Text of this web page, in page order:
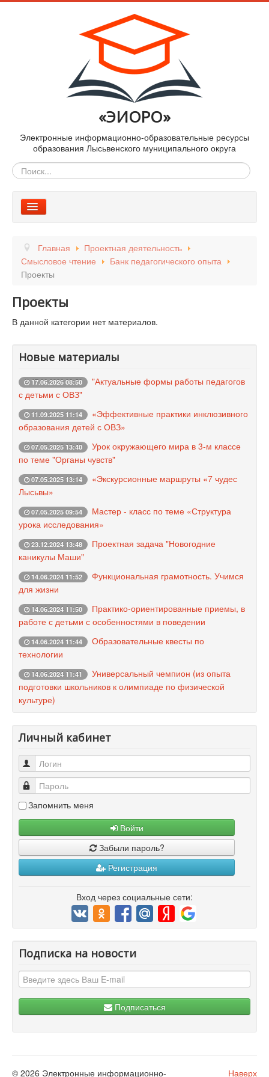
«ЭИОРО»
Электронные информационно-образовательные ресурсы
образования Лысьвенского муниципального округа
Искать...
Включить/
Методические материалы
Работа с одаренными детьми
Периодические издания
Электронные ресурсы
Главная
Проектная деятельность
Смысловое чтение
Банк педагогического опыта
Проекты
Проекты
В данной категории нет материалов.
Новые материалы
17.06.2026 08:50
"Актуальные формы работы педагогов
с детьми с ОВЗ"
11.09.2025 11:14
«Эффективные практики инклюзивного
образования детей с ОВЗ»
07.05.2025 13:40
Урок окружающего мира в 3-м классе
по теме "Органы чувств"
07.05.2025 13:14
«Экскурсионные маршруты «7 чудес
Лысьвы»
07.05.2025 09:54
Мастер - класс по теме «Структура
урока исследования»
23.12.2024 13:48
Проектная задача "Новогодние
каникулы Маши"
14.06.2024 11:52
Функциональная грамотность. Учимся
для жизни
14.06.2024 11:50
Практико-ориентированные приемы, в
работе с детьми с особенностями в поведении
14.06.2024 11:44
Образовательные квесты по
технологии
14.06.2024 11:41
Универсальный чемпион (из опыта
подготовки школьников к олимпиаде по физической
культуре)
Личный кабинет
Логин
Пароль
Запомнить меня
Войти
Забыли пароль?
Регистрация
Вход через социальные сети:
Подписка на новости
Подписаться
Наверх
© 2026 Электронные информационно-